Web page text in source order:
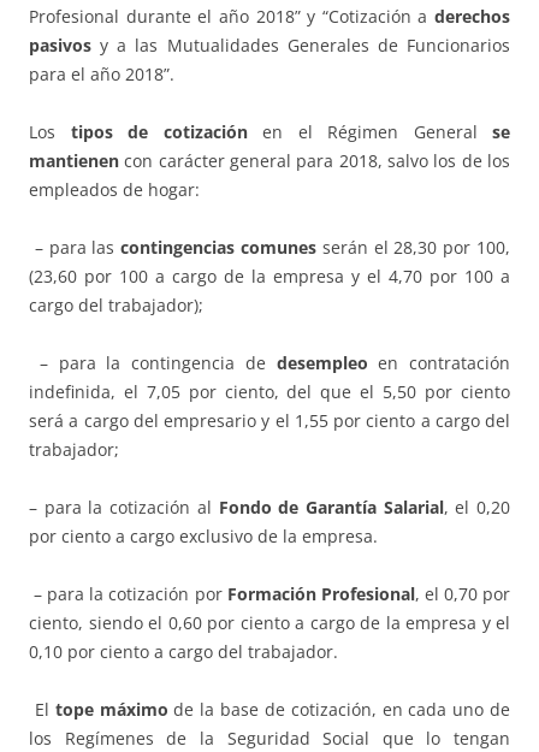
Profesional durante el año 2018” y “Cotización a derechos
pasivos y a las Mutualidades Generales de Funcionarios
para el año 2018”.
Los tipos de cotizaciónen el Régimen General se
mantienen con carácter general para 2018, salvo los de los
empleados de hogar:
– para lascontingencias comunes serán el 28,30 por 100,
(23,60 por 100 a cargo de la empresa y el 4,70 por 100 a
cargo del trabajador);
– para la contingencia de desempleo en contratación
indefinida, el 7,05 por ciento, del que el 5,50 por ciento
será a cargo del empresario y el 1,55 por ciento a cargo del
trabajador;
– para la cotización al Fondo de Garantía Salarial, el 0,20
por ciento a cargo exclusivo de la empresa.
– para la cotización por Formación Profesional, el 0,70 por
ciento, siendo el 0,60 por ciento a cargo de la empresa y el
0,10 por ciento a cargo del trabajador.
El tope máximo de la base de cotización, en cada uno de
los Regímenes de la Seguridad Social que lo tengan